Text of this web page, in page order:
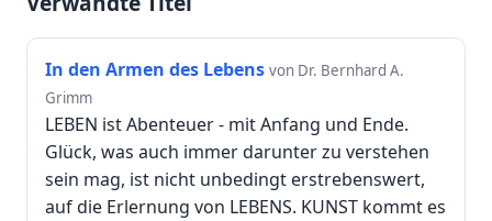
In den Armen des Lebens von Dr. Bernhard A.
Grimm
LEBEN ist Abenteuer - mit Anfang und Ende.
Glück, was auch immer darunter zu verstehen
sein mag, ist nicht unbedingt erstrebenswert,
auf die Erlernung von LEBENS. KUNST kommt es